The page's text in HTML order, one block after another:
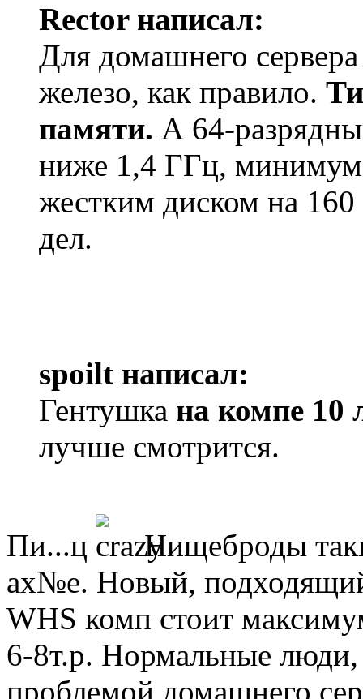
Rector написал:
Для домашнего
железо, как правило.
памяти. А 64-
ниже 1,4 ГГц, минимум
жестким диском на
дел.
spoilt написал:
Гентушка на компе 10
лучше смотрится.
Пи...ц
Нищеброды
ах№е. Новый,
WHS комп стоит
6-8т.р. Нормальные люди,
проблемой домашнего